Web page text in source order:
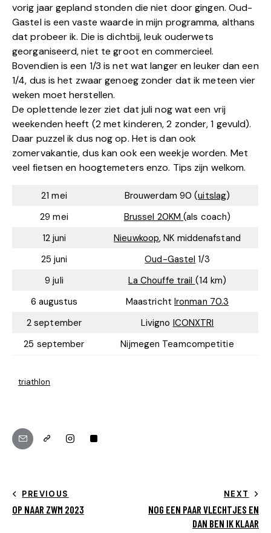
vorig jaar gepland stonden die niet door gingen. Oud-
Gastel is een vaste waarde in mijn programma, althans
dat probeer ik. Die is dichtbij, leuk ouderwets
georganiseerd, niet te groot en commercieel.
Bovendien is een 1/3 is net wat langer en leuker dan een
1/4, dus is het zwaar genoeg zonder dat ik meteen vier
weken moet herstellen.
De oplettende lezer ziet dat juli nog wat een vrij
weekenden heeft (2 met kinderen, 2 zonder, 1 gevuld).
Daar puzzel ik dus nog op. Het is dan ook
zomervakantie, dus kan ook een weekje worden. Met
veel fietsen en hoogtemeters enzo. Tips zijn welkom.
21 mei Brouwerdam 90 (uitslag)
29 mei
Brussel 20KM(als coach)
12 juni
Nieuwkoop, NK middenafstand
25 juni
Oud-Gastel 1/3
9 juli
La Chouffe trail (14 km)
6 augustus
Maastricht Ironman 70.3
2 september
Livigno ICONXTRI
25 september
Nijmegen Teamcompetitie
triathlon
PREVIOUS
OP NAAR ZWM 2023
NEXT
NOG EEN PAAR VLECHTJES EN
DAN BEN IK KLAAR